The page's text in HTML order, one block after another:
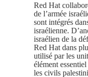
Red Hat
de l’armée
sont intégrés
israélienne.
israélien de la
Red Hat dans
utilisé par les
élément
les civils